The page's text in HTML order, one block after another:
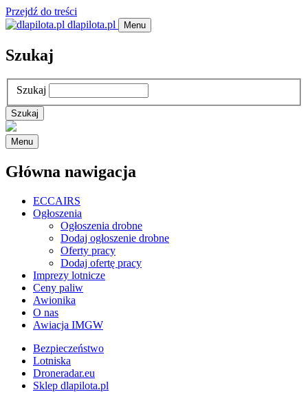
Przejdź do treści
dlapilota.pl
Menu
Szukaj
Szukaj
Menu
Główna nawigacja
ECCAIRS
Ogłoszenia
Ogłoszenia drobne
Dodaj ogłoszenie drobne
Oferty pracy
Dodaj ofertę pracy
Imprezy lotnicze
Ceny paliw
Awionika
O nas
Awiacja IMGW
Bezpieczeństwo
Lotniska
Droneradar.eu
Sklep dlapilota.pl